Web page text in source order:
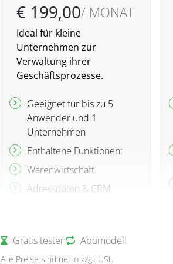
€ 199,00/ MONAT
Ideal für kleine
Unternehmen zur
Verwaltung ihrer
Geschäftsprozesse.
Geeignet für bis zu 5
Anwender und 1
Unternehmen
Enthaltene Funktionen:
Warenwirtschaft
Adressdaten & CRM
Individuelle Prozesse
gestaltbar
Gratis testen Abomodell
Alle Preise sind netto zzgl. USt.